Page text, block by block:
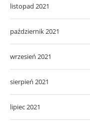
listopad 2021
październik 2021
wrzesień 2021
sierpień 2021
lipiec 2021